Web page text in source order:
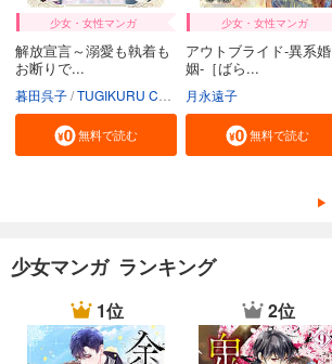
少女・女性マンガ
解放宣言～溺愛も執着も
お断りで...
暮田呉子 TUGIKURU COMICS
無料で読む
少女・女性マンガ
アウトブライド-異系婚
姻-［ばら...
月永遠子
無料で読む
少女マンガ ランキング
1位 2位